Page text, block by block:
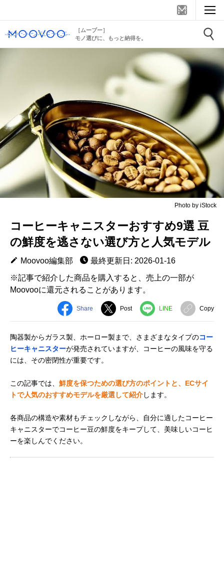
［ムーブー］
モノ選びに、もっと納得を。
Photo by iStock
コーヒーキャニスターおすすめ9選 豆
の鮮度を逃さない選び方と人気モデル
Moovoo編集部
最終更新日: 2026-01-16
※記事で紹介した商品を購入すると、売上の一部が
Moovooに還元されることがあります。
Share Post LINE Copy
陶器製からガラス製、ホーロー製まで、さまざまなタイプのコー
ヒーキャニスターが発売されていますが、コーヒーの風味を守る
には、その密閉性が重要です。
この記事では、 鮮度を保つための選び方のポイントと、ECサイ
トで人気のおすすめモデルを厳選して紹介します。
各商品の構造や素材もチェックしながら、自分に適したコーヒー
キャニスターでコーヒー豆の鮮度をキープして、美味しいコーヒ
ーを楽しんでください。